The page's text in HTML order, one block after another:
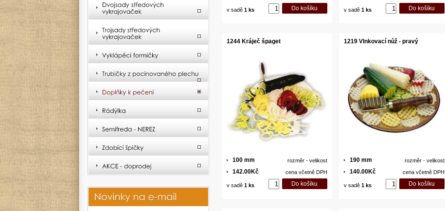
v sadě 1 ks v sadě 1 ks
1244 Kráječ špaget
rozměr - velikost
100 mm
cena včetně DPH
142.00Kč
v sadě 1 ks
1219 Vlnkovací nůž - pravý
rozměr - velikost
190 mm
cena včetně DPH
140.00Kč
v sadě 1 ks